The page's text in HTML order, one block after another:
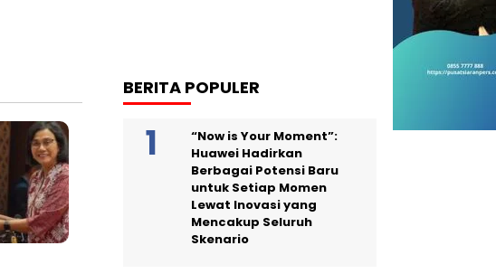
BERITA POPULER
“Now is Your Moment”:
Huawei Hadirkan
Berbagai Potensi Baru
untuk Setiap Momen
Lewat Inovasi yang
Mencakup Seluruh
Skenario